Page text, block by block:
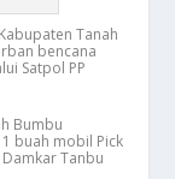
Tanah
bencana
Satpol PP
Bumbu
buah mobil Pick
Tanbu